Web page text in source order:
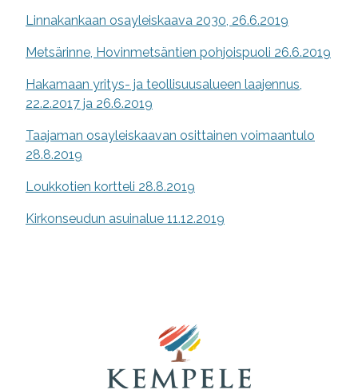
Linnakankaan osayleiskaava 2030, 26.6.2019
Metsärinne, Hovinmetsäntien pohjoispuoli 26.6.2019
Hakamaan yritys- ja teollisuusalueen laajennus,
22.2.2017 ja 26.6.2019
Taajaman osayleiskaavan osittainen voimaantulo
28.8.2019
Loukkotien kortteli 28.8.2019
Kirkonseudun asuinalue 11.12.2019